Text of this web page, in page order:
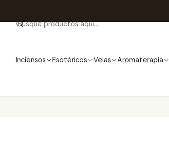
Inciensos Esotéricos Velas Aromaterapia